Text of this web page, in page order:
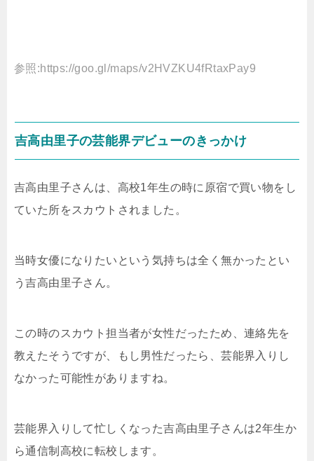
参照:https://goo.gl/maps/v2HVZKU4fRtaxPay9
吉高由里子の芸能界デビューのきっかけ
吉高由里子さんは、高校1年生の時に原宿で買い物をし
ていた所をスカウトされました。
当時女優になりたいという気持ちは全く無かったとい
う吉高由里子さん。
この時のスカウト担当者が女性だったため、連絡先を
教えたそうですが、もし男性だったら、芸能界入りし
なかった可能性がありますね。
芸能界入りして忙しくなった吉高由里子さんは2年生か
ら通信制高校に転校します。